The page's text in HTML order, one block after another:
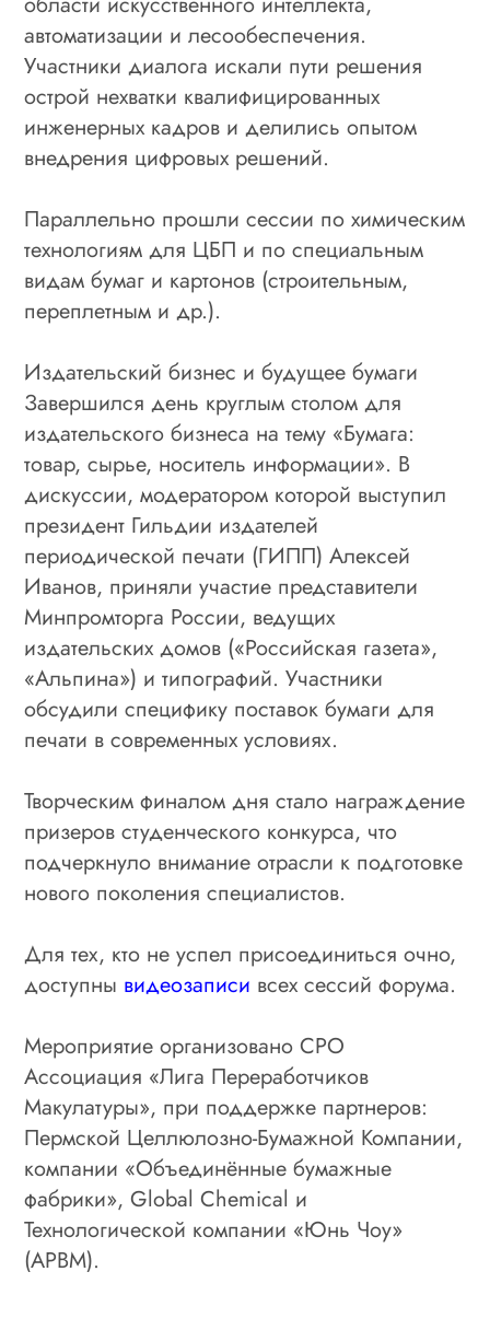
автоматизации и лесообеспечения.
Участники диалога искали пути решения
острой нехватки квалифицированных
инженерных кадров и делились опытом
внедрения цифровых решений.
Параллельно прошли сессии по химическим
технологиям для ЦБП и по специальным
видам бумаг и картонов (строительным,
переплетным и др.).
Издательский бизнес и будущее бумаги
Завершился день круглым столом для
издательского бизнеса на тему «Бумага:
товар, сырье, носитель информации». В
дискуссии, модератором которой выступил
президент Гильдии издателей
периодической печати (ГИПП) Алексей
Иванов, приняли участие представители
Минпромторга России, ведущих
издательских домов («Российская газета»,
«Альпина») и типографий. Участники
обсудили специфику поставок бумаги для
печати в современных условиях.
Творческим финалом дня стало награждение
призеров студенческого конкурса, что
подчеркнуло внимание отрасли к подготовке
нового поколения специалистов.
Для тех, кто не успел присоединиться очно,
доступны видеозаписи всех сессий форума.
Мероприятие организовано СРО
Ассоциация «Лига Переработчиков
Макулатуры», при поддержке партнеров:
Пермской Целлюлозно-Бумажной Компании,
компании «Объединённые бумажные
фабрики», Global Chemical и
Технологической компании «Юнь Чоу»
(АРBM).